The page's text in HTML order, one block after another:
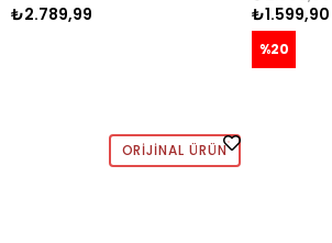
₺2.789,99 ₺1.599,90
%20
ORIJINAL ÜRÜN